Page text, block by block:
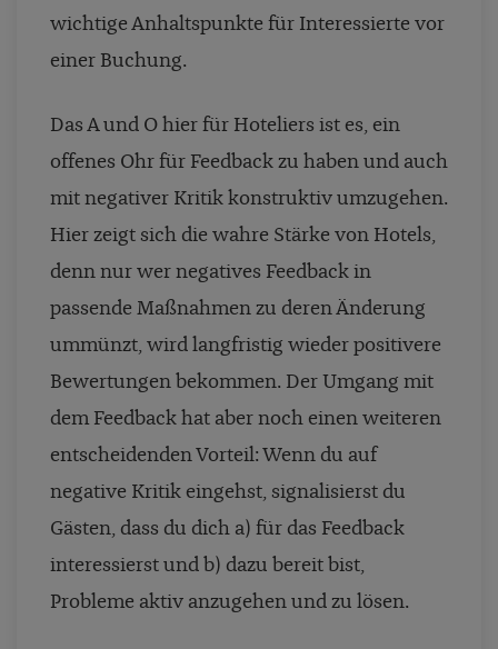
wichtige Anhaltspunkte für Interessierte vor
einer Buchung.
Das A und O hier für Hoteliers ist es, ein
offenes Ohr für Feedback zu haben und auch
mit negativer Kritik konstruktiv umzugehen.
Hier zeigt sich die wahre Stärke von Hotels,
denn nur wer negatives Feedback in
passende Maßnahmen zu deren Änderung
ummünzt, wird langfristig wieder positivere
Bewertungen bekommen. Der Umgang mit
dem Feedback hat aber noch einen weiteren
entscheidenden Vorteil: Wenn du auf
negative Kritik eingehst, signalisierst du
Gästen, dass du dich a) für das Feedback
interessierst und b) dazu bereit bist,
Probleme aktiv anzugehen und zu lösen.